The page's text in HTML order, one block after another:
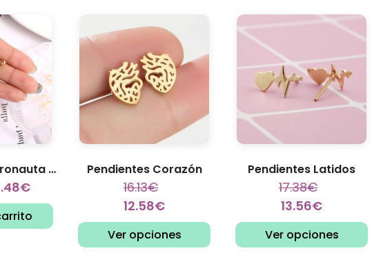
Pendientes Astronauta y Luna...
€
Pendientes Corazón
16.13€
12.58€
Ver opciones
Pendientes Latidos
17.38€
13.56€
Ver opciones